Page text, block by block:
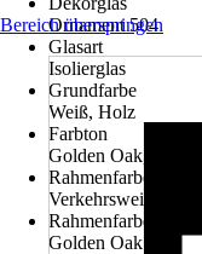
Ornament 504
Glasart
Isolierglas
Grundfarbe
Weiß, Holz
Farbton
Golden Oak,
Rahmenfarbe innen
Verkehrsweiß RAL
Rahmenfarbe außen
Golden Oak
Bereich überspringen